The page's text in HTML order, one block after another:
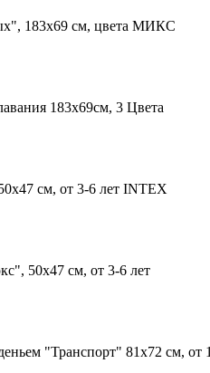
183х69 см, цвета МИКС
183х69см, 3 Цвета
см, от 3-6 лет INTEX
50х47 см, от 3-6 лет
"Транспорт" 81х72 см,